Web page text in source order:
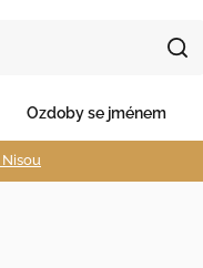
Ozdoby se jménem